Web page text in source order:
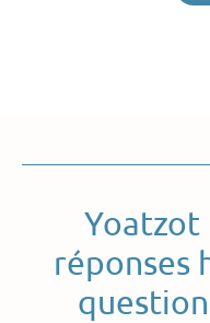
Yoatzot
réponses